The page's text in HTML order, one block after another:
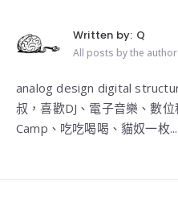
Written by: Q
All posts by the author
analog design digital
叔，喜歡DJ、電子音樂、數
Camp、吃吃喝喝、貓奴一枚...